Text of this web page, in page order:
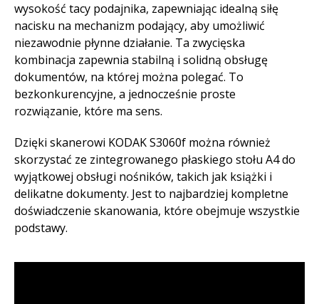
wysokość tacy podajnika, zapewniając idealną siłę
nacisku na mechanizm podający, aby umożliwić
niezawodnie płynne działanie. Ta zwycięska
kombinacja zapewnia stabilną i solidną obsługę
dokumentów, na której można polegać. To
bezkonkurencyjne, a jednocześnie proste
rozwiązanie, które ma sens.​
Dzięki skanerowi KODAK S3060f można również
skorzystać ze zintegrowanego płaskiego stołu A4 do
wyjątkowej obsługi nośników, takich jak książki i
delikatne dokumenty. Jest to najbardziej kompletne
doświadczenie skanowania, które obejmuje wszystkie
podstawy. ​